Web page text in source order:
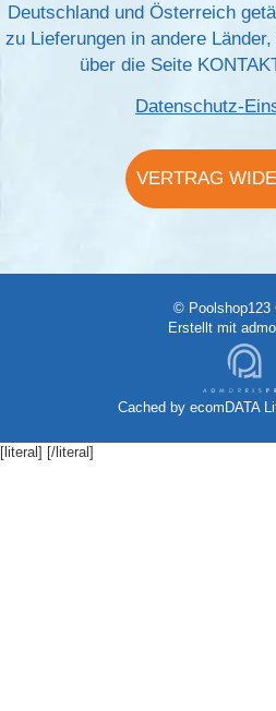
Deutschland und Österreich
zu Lieferungen in andere
über die Seite
Datenschutz-
VERTRAG
© Poolshop123
Erstellt mit
Cached by ecomDATA
[literal] [/literal]